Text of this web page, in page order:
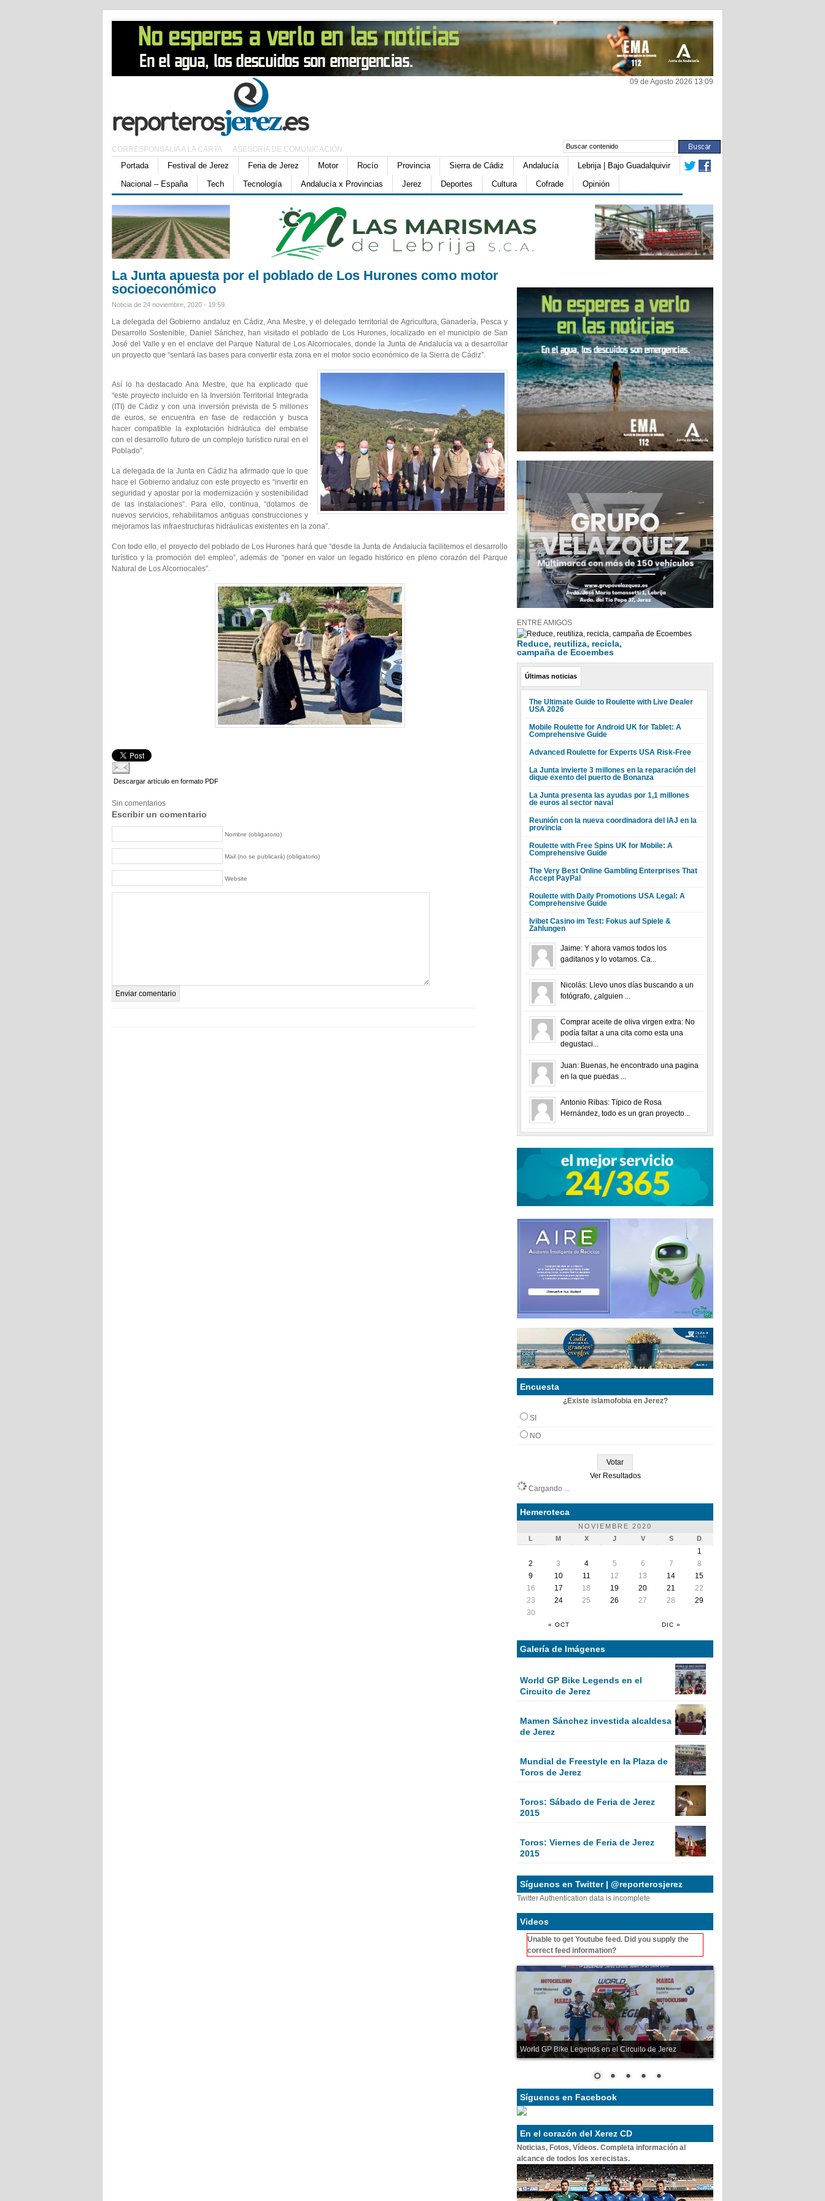
09 de Agosto 2026 13:09
CORRESPONSALÍA A LA CARTA ASESORÍA DE COMUNICACIÓN
Portada Festival de Jerez Feria de Jerez Motor Rocío Provincia Sierra de Cádiz Andalucía
Lebrija | Bajo Guadalquivir
Nacional – España
Tech Tecnología Andalucía x Provincias Jerez Deportes Cultura Cofrade Opinión
La Junta apuesta por el poblado de Los Hurones como motor
socioeconómico
Noticia de 24 noviembre, 2020 - 19:59.
La delegada del Gobierno andaluz en Cádiz, Ana Mestre, y el delegado territorial de Agricultura, Ganadería, Pesca y
Desarrollo Sostenible, Daniel Sánchez, han visitado el poblado de Los Hurones, localizado en el municipio de San
José del Valle y en el enclave del Parque Natural de Los Alcornocales, donde la Junta de Andalucía va a desarrollar
un proyecto que “sentará las bases para convertir esta zona en el motor socio económico de la Sierra de Cádiz”.
Así lo ha destacado Ana Mestre, que ha explicado que
“este proyecto incluido en la Inversión Territorial Integrada
(ITI) de Cádiz y con una inversión prevista de 5 millones
de euros, se encuentra en fase de redacción y busca
hacer compatible la explotación hidráulica del embalse
con el desarrollo futuro de un complejo turístico rural en el
Poblado”.
La delegada de la Junta en Cádiz ha afirmado que lo que
hace el Gobierno andaluz con este proyecto es “invertir en
seguridad y apostar por la modernización y sostenibilidad
de las instalaciones”. Para ello, continua, “dotamos de
nuevos servicios, rehabilitamos antiguas construcciones y
mejoramos las infraestructuras hidráulicas existentes en la zona”.
Con todo ello, el proyecto del poblado de Los Hurones hará que “desde la Junta de Andalucía facilitemos el desarrollo
turístico y la promoción del empleo”, además de “poner en valor un legado histórico en pleno corazón del Parque
Natural de Los Alcornocales”.
Descargar artículo en formato PDF
Sin comentarios
Escribir un comentario
Nombre (obligatorio)
Mail (no se publicará) (obligatorio)
Website
ENTRE AMIGOS
Reduce, reutiliza, recicla,
campaña de Ecoembes
Últimas noticias
The Ultimate Guide to Roulette with Live Dealer
USA 2026
Mobile Roulette for Android UK for Tablet: A
Comprehensive Guide
Advanced Roulette for Experts USA Risk-Free
La Junta invierte 3 millones en la reparación del
dique exento del puerto de Bonanza
La Junta presenta las ayudas por 1,1 millones
de euros al sector naval
Reunión con la nueva coordinadora del IAJ en la
provincia
Roulette with Free Spins UK for Mobile: A
Comprehensive Guide
The Very Best Online Gambling Enterprises That
Accept PayPal
Roulette with Daily Promotions USA Legal: A
Comprehensive Guide
Ivibet Casino im Test: Fokus auf Spiele &
Zahlungen
Jaime: Y ahora vamos todos los
gaditanos y lo votamos. Ca...
Nicolás: Llevo unos días buscando a un
fotógrafo, ¿alguien ...
Comprar aceite de oliva virgen extra: No
podía faltar a una cita como esta una
degustaci...
Juan: Buenas, he encontrado una pagina
en la que puedas ...
Antonio Ribas: Típico de Rosa
Hernández, todo es un gran proyecto...
Encuesta
¿Existe islamofobia en Jerez?
SI
NO
Ver Resultados
Cargando ...
Hemeroteca
NOVIEMBRE 2020
L
M X J V S D
« OCT DIC »
1
2
3 4 5 6 7
8
9
10 11 12 13 14
15
16
17 18 19 20 21
22
23
24 25 26 27 28
29
30
Galería de Imágenes
World GP Bike Legends en el
Circuito de Jerez
Mamen Sánchez investida alcaldesa
de Jerez
Mundial de Freestyle en la Plaza de
Toros de Jerez
Toros: Sábado de Feria de Jerez
2015
Toros: Viernes de Feria de Jerez
2015
Síguenos en Twitter | @reporterosjerez
Twitter Authentication data is incomplete
Videos
Unable to get Youtube feed. Did you supply the
correct feed information?
World GP Bike Legends en el Circuito de Jerez
Síguenos en Facebook
En el corazón del Xerez CD
Noticias, Fotos, Vídeos. Completa información al
alcance de todos los xerecistas.